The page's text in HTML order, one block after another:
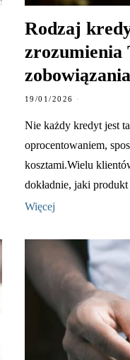
Rodzaj
zrozumienia
zobowiązania
19/01/2026
Nie każdy kredyt jest
oprocentowaniem,
kosztami.Wielu
dokładnie, jaki produkt
Więcej